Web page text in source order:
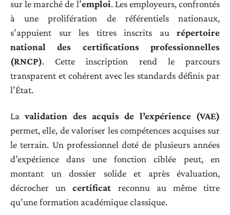
sur le marché de l’emploi. Les employeurs, confrontés
à une prolifération de référentiels nationaux,
s’appuient sur les titres inscrits au répertoire
national des certifications professionnelles
(RNCP). Cette inscription rend le parcours
transparent et cohérent avec les standards définis par
l’État.
Lavalidation des acquis de l’expérience (VAE)
permet, elle, de valoriser les compétences acquises sur
le terrain. Un professionnel doté de plusieurs années
d’expérience dans une fonction ciblée peut, en
montant un dossier solide et après évaluation,
décrocher uncertificat reconnu au même titre
qu’une formation académique classique.